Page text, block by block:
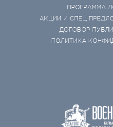
ПРОГРАММА
АКЦИИ И СПЕЦ
ДОГОВОР
ПОЛИТИКА